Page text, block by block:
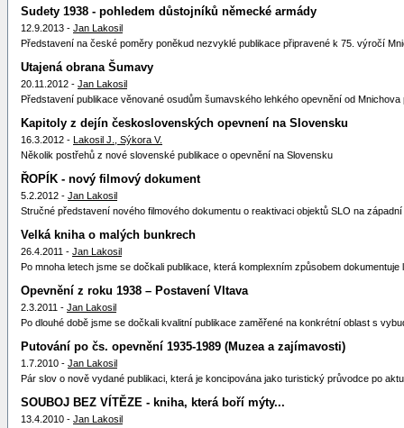
Sudety 1938 - pohledem důstojníků německé armády
12.9.2013 - Jan Lakosil
Představení na české poměry poněkud nezvyklé publikace připravené k 75. výročí
Utajená obrana Šumavy
20.11.2012 - Jan Lakosil
Představení publikace věnované osudům šumavského lehkého opevnění od Mnichova
Kapitoly z dejín československých opevnení na Slovensku
16.3.2012 - Lakosil J., Sýkora V.
Několik postřehů z nové slovenské publikace o opevnění na Slovensku
ŘOPÍK - nový filmový dokument
5.2.2012 - Jan Lakosil
Stručné představení nového filmového dokumentu o reaktivaci objektů SLO na západní
Velká kniha o malých bunkrech
26.4.2011 - Jan Lakosil
Po mnoha letech jsme se dočkali publikace, která komplexním způsobem dokumentuje
Opevnění z roku 1938 – Postavení Vltava
2.3.2011 - Jan Lakosil
Po dlouhé době jsme se dočkali kvalitní publikace zaměřené na konkrétní oblast s
Putování po čs. opevnění 1935-1989 (Muzea a zajímavosti)
1.7.2010 - Jan Lakosil
Pár slov o nově vydané publikaci, která je koncipována jako turistický průvodce po
SOUBOJ BEZ VÍTĚZE - kniha, která boří mýty...
13.4.2010 - Jan Lakosil